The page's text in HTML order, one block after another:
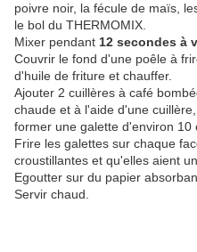
poivre noir, la fécule de maïs,
le bol du THERMOMIX.
Mixer pendant 12 secondes à
Couvrir le fond d'une poêle à
d'huile de friture et chauffer.
Ajouter 2 cuillères à café
chaude et à l'aide d'une
former une galette d'environ 10
Frire les galettes sur chaque
croustillantes et qu'elles aient
Egoutter sur du papier
Servir chaud.